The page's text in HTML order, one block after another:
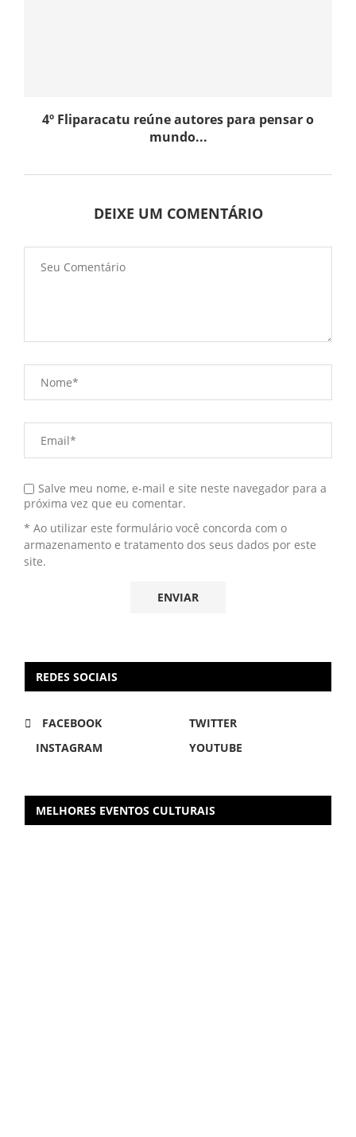
4º Fliparacatu reúne autores para pensar o
mundo...
DEIXE UM COMENTÁRIO
Salve meu nome, e-mail e site neste navegador para a
próxima vez que eu comentar.
* Ao utilizar este formulário você concorda com o
armazenamento e tratamento dos seus dados por este
site.
REDES SOCIAIS
FACEBOOK
TWITTER
INSTAGRAM
YOUTUBE
MELHORES EVENTOS CULTURAIS